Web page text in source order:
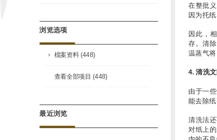
浏览选项
檔案资料 (448)
查看全部项目 (448)
最近浏览
在整批
因为托
因此，
存。清
温蒸气
4. 清洗
由于一
能去除
清洗法
对纸上